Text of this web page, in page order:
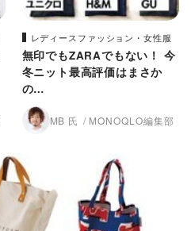
レディースファッション・女性服
無印でもZARAでもない！ 今
冬ニット最高評価はまさか
の…
MB 氏 MONOQLO編集部